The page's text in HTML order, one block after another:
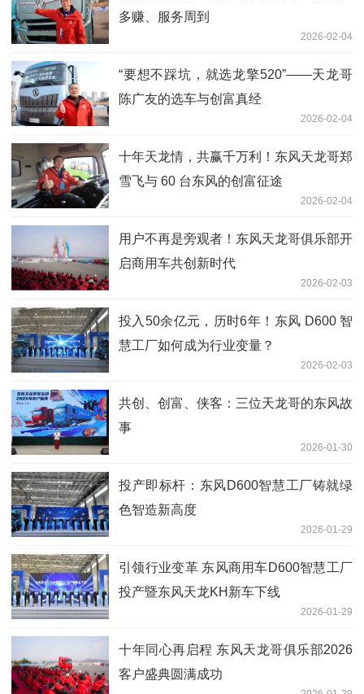
多赚、服务周到
2026-02-04
“要想不踩坑，就选龙擎520”——天龙哥
陈广友的选车与创富真经
2026-02-04
十年天龙情，共赢千万利！东风天龙哥郑
雪飞与 60 台东风的创富征途
2026-02-04
用户不再是旁观者！东风天龙哥俱乐部开
启商用车共创新时代
2026-02-03
投入50余亿元，历时6年！东风 D600 智
慧工厂如何成为行业变量？
2026-02-03
共创、创富、侠客：三位天龙哥的东风故
事
2026-01-30
投产即标杆：东风D600智慧工厂铸就绿
色智造新高度
2026-01-29
引领行业变革 东风商用车D600智慧工厂
投产暨东风天龙KH新车下线
2026-01-29
十年同心再启程 东风天龙哥俱乐部2026
客户盛典圆满成功